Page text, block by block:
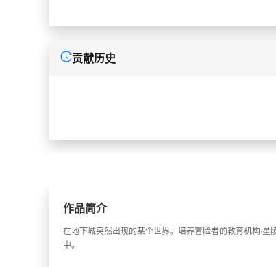
贡献历史
作品简介
在地下城突然出现的某个世界。培养冒险者的教育机构·
中。